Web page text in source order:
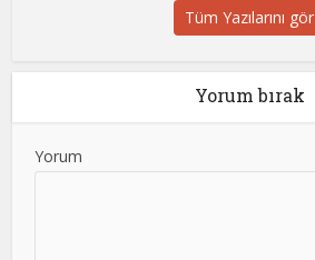
Tüm Yazılarını gör
Yorum bırak
Yorum